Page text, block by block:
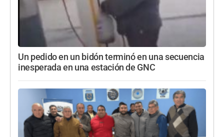
Un pedido en un bidón terminó en una secuencia
inesperada en una estación de GNC